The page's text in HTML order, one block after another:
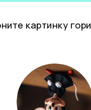
картинку